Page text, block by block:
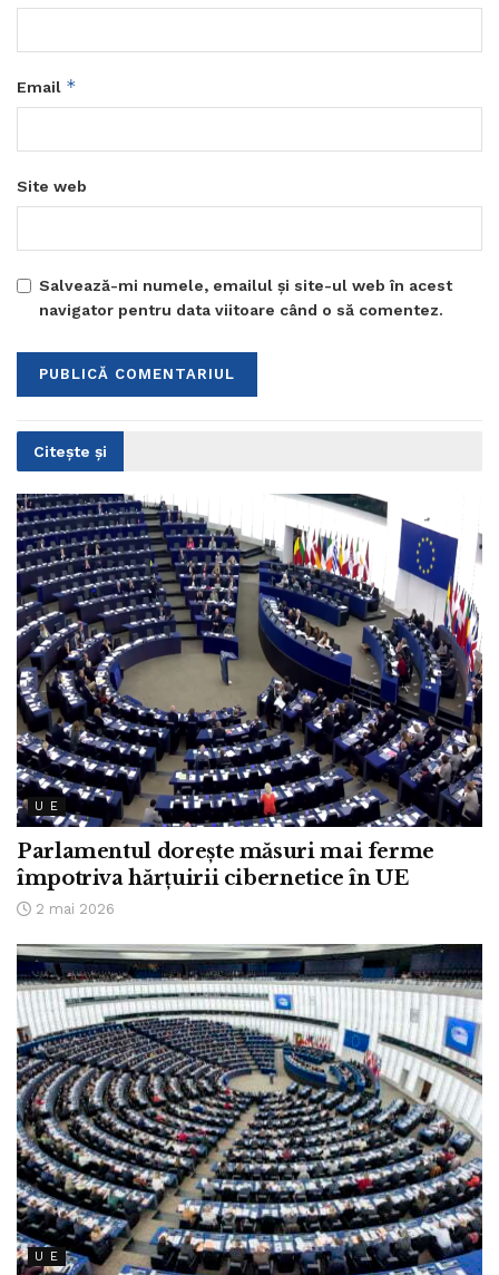
Email *
Site web
Salvează-mi numele, emailul și site-ul web în acest
navigator pentru data viitoare când o să comentez.
Citește și
U E
Parlamentul dorește măsuri mai ferme
împotriva hărțuirii cibernetice în UE
2 mai 2026
U E